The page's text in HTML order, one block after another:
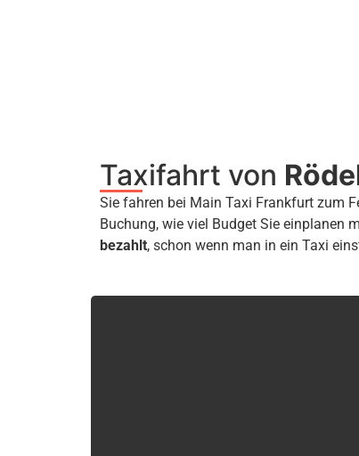
Taxifahrt von
Sie fahren bei Main Taxi Frankfurt zum
Buchung, wie viel Budget Sie einplanen
bezahlt, schon wenn man in ein Taxi